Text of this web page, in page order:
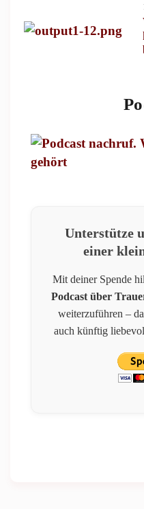
Unterstütze
einer
Mit deiner Spende
Podcast über
weiterzuführen –
auch künftig